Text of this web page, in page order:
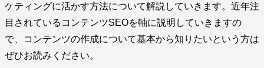
ケティングに活かす方法について解説していきます。近年注
目されているコンテンツSEOを軸に説明していきますの
で、コンテンツの作成について基本から知りたいという方は
ぜひお読みください。